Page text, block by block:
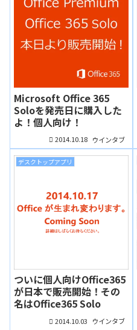
Microsoft Office 365
Soloを発売日に購入した
よ！個人向け！
2014.10.18 ウインタブ
デスクトップアプリ
ついに個人向けOffice365
が日本で販売開始！その
名はOffice365 Solo
2014.10.03 ウインタブ